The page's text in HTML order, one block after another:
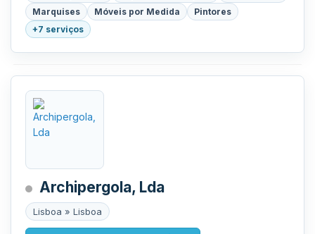
Marquises
Móveis por Medida
Pintores
+7 serviços
Archipergola, Lda
Lisboa » Lisboa